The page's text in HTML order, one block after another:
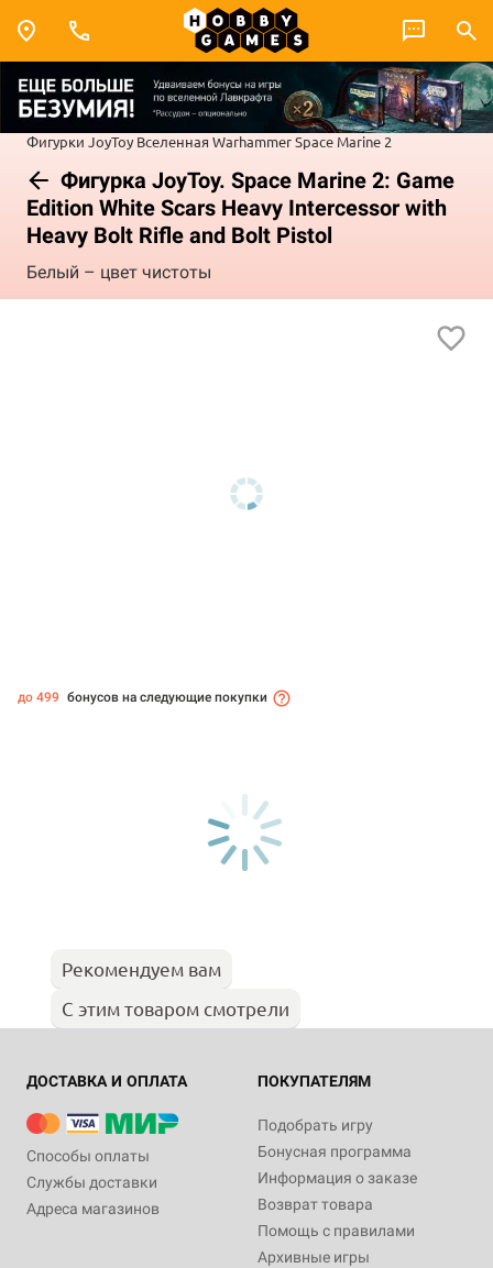
Фигурки JoyToy Вселенная WarhammerSpace Marine 2
Фигурка JoyToy. Space Marine 2: Game
Edition White Scars Heavy Intercessor with
Heavy Bolt Rifle and Bolt Pistol
Белый – цвет чистоты
до 499 бонусов на следующие покупки
Рекомендуем вам
С этим товаром смотрели
ДОСТАВКА И ОПЛАТА
Способы оплаты
Службы доставки
Адреса магазинов
ПОКУПАТЕЛЯМ
Подобрать игру
Бонусная программа
Информация о заказе
Возврат товара
Помощь с правилами
Архивные игры